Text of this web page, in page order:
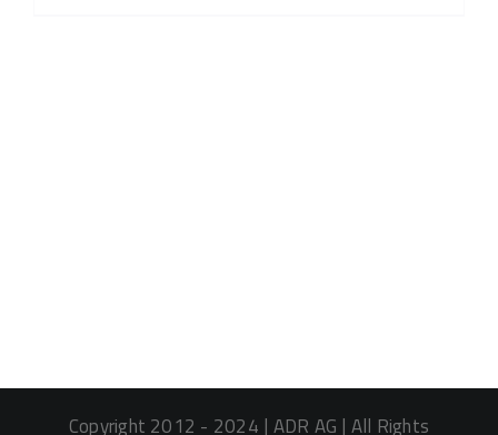
Copyright 2012 - 2024 | ADR AG | All Rights